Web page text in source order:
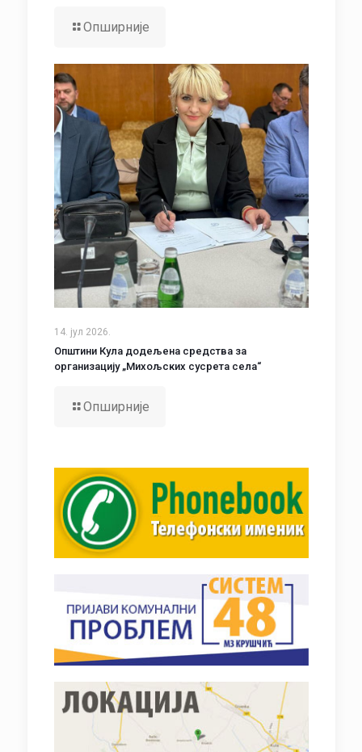
Опширније
14. јул 2026.
Општини Кула додељена средства за
организацију „Михољских сусрета села“
Опширније